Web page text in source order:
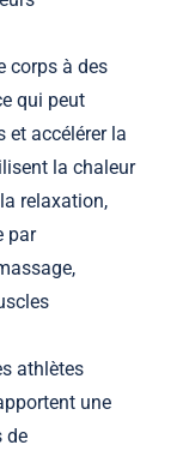
corps à des
qui peut
et accélérer la
la chaleur
relaxation,
par
athlètes
une
de